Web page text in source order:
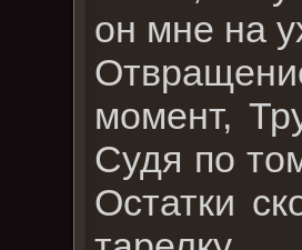
он мне на
момент,
Судя по
Остатки